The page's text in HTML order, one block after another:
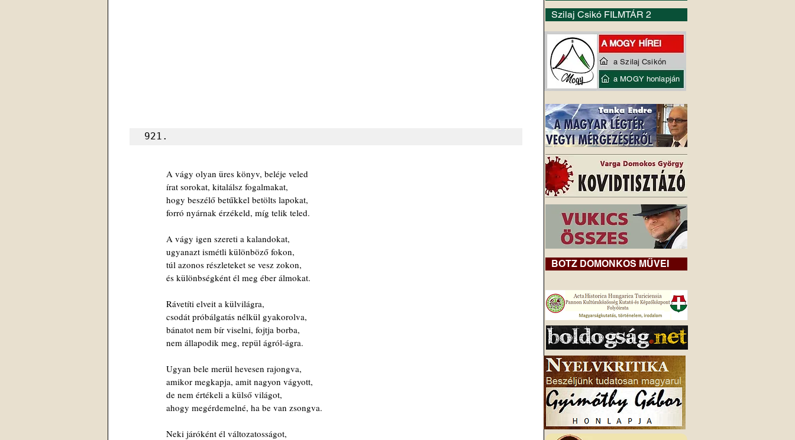
921.
A vágy olyan üres könyv, beléje veled
írat sorokat, kitalálsz fogalmakat,
hogy beszélő betűkkel betölts lapokat,
forró nyárnak érzékeld, míg telik teled.
A vágy igen szereti a kalandokat,
ugyanazt ismétli különböző fokon,
túl azonos részleteket se vesz zokon,
és különbségként él meg éber álmokat.
Rávetíti elveit a külvilágra,
csodát próbálgatás nélkül gyakorolva,
bánatot nem bír viselni, fojtja borba,
nem állapodik meg, repül ágról-ágra.
Ugyan bele merül hevesen rajongva,
amikor megkapja, amit nagyon vágyott,
de nem értékeli a külső világot,
ahogy megérdemelné, ha be van zsongva.
Neki járóként él változatosságot,
Szilaj Csikó FILMTÁR 2
BOTZ DOMONKOS MŰVEI
a Szilaj Csikón
a MOGY honlapján